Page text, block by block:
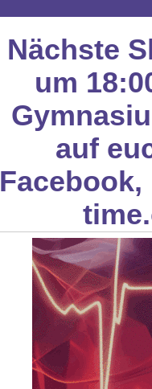
Nächste
um
auf